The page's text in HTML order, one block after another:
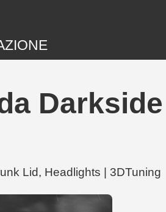
Lid, Headlights | 3DTuning